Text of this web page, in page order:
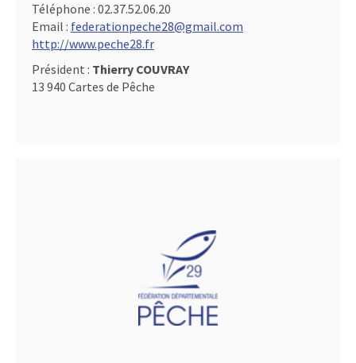
Téléphone : 02.37.52.06.20
Email : federationpeche28@gmail.com
http://www.peche28.fr
Président : Thierry COUVRAY
13 940 Cartes de Pêche